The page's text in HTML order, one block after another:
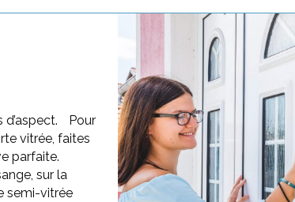
d’aspect. Pour
vitrée, faites
parfaite.
sur la
semi-vitrée